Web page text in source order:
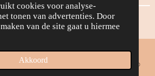
cookies voor analyse-
tonen van advertenties. Door
van de site gaat u hiermee
Akkoord
Telefoonnummer WhatsApp